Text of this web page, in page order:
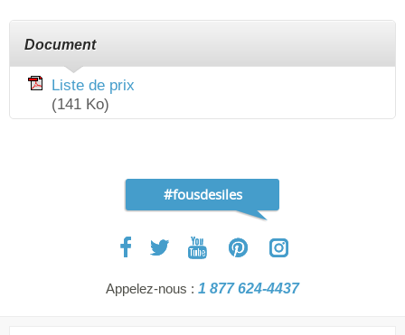
Document
Liste de prix
(141 Ko)
#fousdesiles
Appelez-nous : 1 877 624-4437